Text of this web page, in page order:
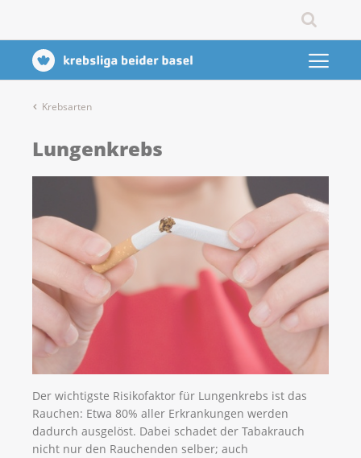
Krebsarten
Lungenkrebs
Der wichtigste Risikofaktor für Lungenkrebs ist das
Rauchen: Etwa 80% aller Erkrankungen werden
dadurch ausgelöst. Dabei schadet der Tabakrauch
nicht nur den Rauchenden selber; auch